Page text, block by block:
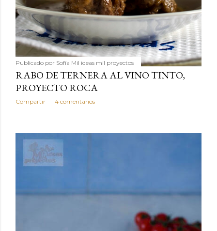
Publicado por Sofía Mil ideas mil proyectos
RABO DE TERNERA AL VINO TINTO,
PROYECTO ROCA
Compartir 14 comentarios